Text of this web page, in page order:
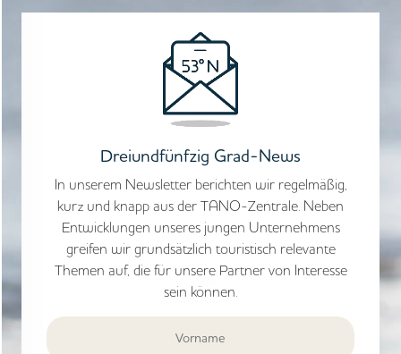
Dreiundfünfzig Grad-News
In unserem Newsletter berichten wir regelmäßig,
kurz und knapp aus der TANO-Zentrale. Neben
Entwicklungen unseres jungen Unternehmens
greifen wir grundsätzlich touristisch relevante
Themen auf, die für unsere Partner von Interesse
sein können.